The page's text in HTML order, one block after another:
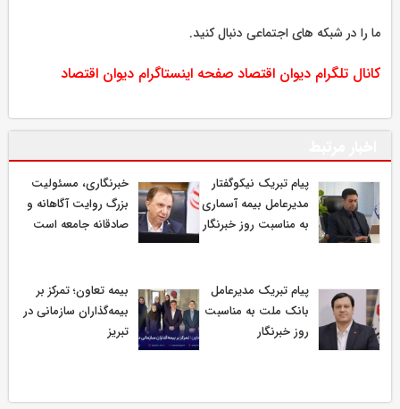
ما را در شبکه های اجتماعی دنبال کنید.
کانال تلگرام دیوان اقتصاد صفحه اینستاگرام دیوان اقتصاد
پیام تبریک نیکوگفتار
مدیرعامل بیمه آسماری
به مناسبت روز خبرنگار
خبرنگاری، مسئولیت
بزرگ روایت آگاهانه و
صادقانه جامعه است
پیام تبریک مدیرعامل
بانک ملت به مناسبت
روز خبرنگار
بیمه تعاون؛ تمرکز بر
بیمه‌گذاران سازمانی در
تبریز